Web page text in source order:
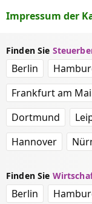
Impressum der
Finden Sie
Berlin
Frankfurt am
Dortmund
Hannover
Finden Sie
Berlin